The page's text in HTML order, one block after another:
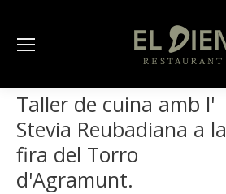
Taller de cuina amb l'
Stevia Reubadiana a la
fira del Torro
d'Agramunt.